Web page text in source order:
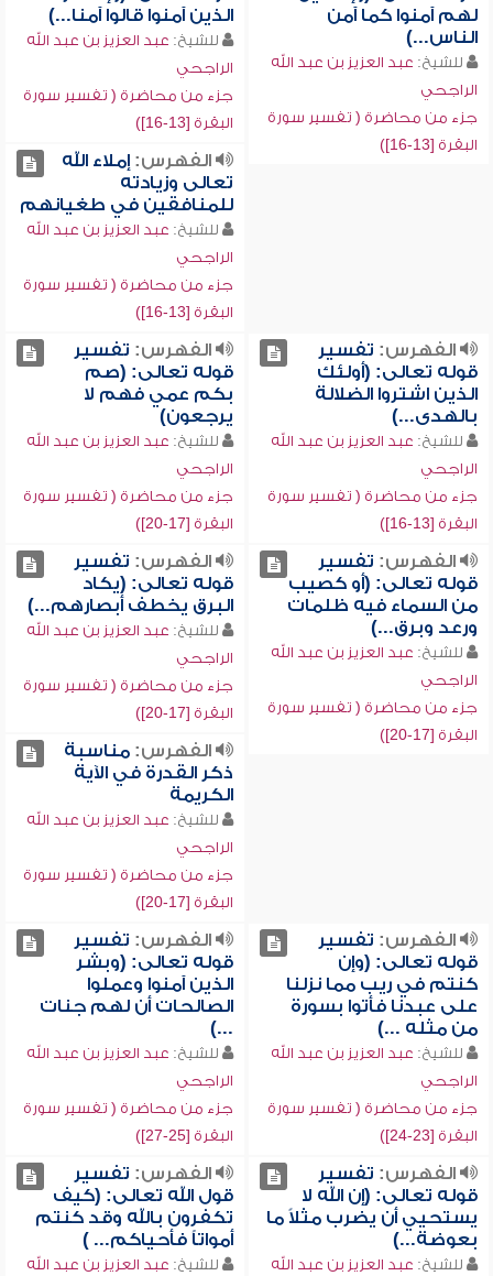
لهم آمنوا كما آمن
الناس...)
للشيخ: عبد العزيز بن عبد الله
الراجحي
جزء من محاضرة ( تفسير سورة
البقرة [13-16])
الذين آمنوا قالوا آمنا...)
للشيخ: عبد العزيز بن عبد الله
الراجحي
جزء من محاضرة ( تفسير سورة
البقرة [13-16])
الفهرس:إملاء الله
تعالى وزيادته
للمنافقين في طغيانهم
للشيخ: عبد العزيز بن عبد الله
الراجحي
جزء من محاضرة ( تفسير سورة
البقرة [13-16])
الفهرس: تفسير
قوله تعالى: (أولئك
الذين اشتروا الضلالة
بالهدى...)
للشيخ: عبد العزيز بن عبد الله
الراجحي
جزء من محاضرة ( تفسير سورة
البقرة [13-16])
الفهرس: تفسير
قوله تعالى: (صم
بكم عمي فهم لا
يرجعون)
للشيخ: عبد العزيز بن عبد الله
الراجحي
جزء من محاضرة ( تفسير سورة
البقرة [17-20])
الفهرس: تفسير
قوله تعالى: (أو كصيب
من السماء فيه ظلمات
ورعد وبرق...)
للشيخ: عبد العزيز بن عبد الله
الراجحي
جزء من محاضرة ( تفسير سورة
البقرة [17-20])
الفهرس: تفسير
قوله تعالى: (يكاد
البرق يخطف أبصارهم...)
للشيخ: عبد العزيز بن عبد الله
الراجحي
جزء من محاضرة ( تفسير سورة
البقرة [17-20])
الفهرس:مناسبة
ذكر القدرة في الآية
الكريمة
للشيخ: عبد العزيز بن عبد الله
الراجحي
جزء من محاضرة ( تفسير سورة
البقرة [17-20])
الفهرس: تفسير
قوله تعالى: (وإن
كنتم في ريب مما نزلنا
على عبدنا فأتوا بسورة
من مثله ...)
للشيخ: عبد العزيز بن عبد الله
الراجحي
جزء من محاضرة ( تفسير سورة
البقرة [23-24])
الفهرس: تفسير
قوله تعالى: (وبشر
الذين آمنوا وعملوا
الصالحات أن لهم جنات
...)
للشيخ: عبد العزيز بن عبد الله
الراجحي
جزء من محاضرة ( تفسير سورة
البقرة [25-27])
الفهرس: تفسير
قوله تعالى: (إن الله لا
يستحيي أن يضرب مثلاً ما
بعوضة...)
للشيخ: عبد العزيز بن عبد الله
الفهرس: تفسير
قول الله تعالى: (كيف
تكفرون بالله وقد كنتم
أمواتاً فأحياكم... )
للشيخ: عبد العزيز بن عبد الله